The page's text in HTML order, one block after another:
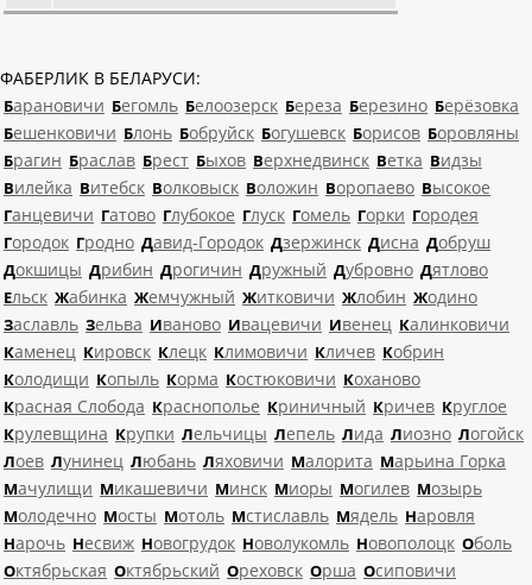
ФАБЕРЛИК В БЕЛАРУСИ:
Барановичи
Бегомль Белоозерск Береза Березино
Берёзовка
Бешенковичи
Блонь Бобруйск Богушевск Борисов
Боровляны
Брагин
Браслав Брест Быхов Верхнедвинск Ветка
Видзы
Вилейка
Витебск Волковыск Воложин Воропаево
Высокое
Ганцевичи
Гатово Глубокое Глуск Гомель Горки
Городея
Городок
Гродно Давид-Городок Дзержинск Дисна
Добруш
Докшицы
Дрибин Дрогичин Дружный Дубровно
Дятлово
Ельск
Жабинка Жемчужный Житковичи Жлобин
Жодино
Заславль
Зельва Иваново Ивацевичи Ивенец
Калинковичи
Каменец
Кировск Клецк Климовичи Кличев
Кобрин
Колодищи
Копыль Корма Костюковичи
Коханово
Красная Слобода
Краснополье Криничный Кричев
Круглое
Крулевщина
Крупки Лельчицы Лепель Лида Лиозно
Логойск
Лоев
Лунинец Любань Ляховичи Малорита
Марьина Горка
Мачулищи
Микашевичи Минск Миоры Могилев
Мозырь
Молодечно
Мосты Мотоль Мстиславль Мядель
Наровля
Нарочь
Несвиж Новогрудок Новолукомль Новополоцк
Оболь
Октябрьская
Октябрьский Ореховск Орша
Осиповичи